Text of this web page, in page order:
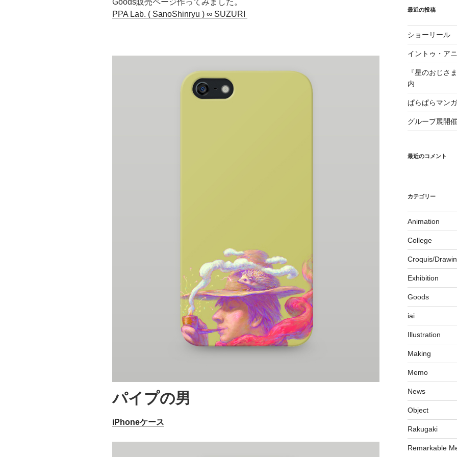
PPA Lab. ( SanoShinryu ) ∞ SUZURI
パイプの男
iPhoneケース
最近の投稿
ショーリール
イントゥ・ア
『星のおじさ
内
ぱらぱらマン
グループ展開催
最近のコメント
カテゴリー
Animation
College
Croquis/
Exhibition
Goods
iai
Illustration
Making
Memo
News
Object
Rakugaki
Remarkable